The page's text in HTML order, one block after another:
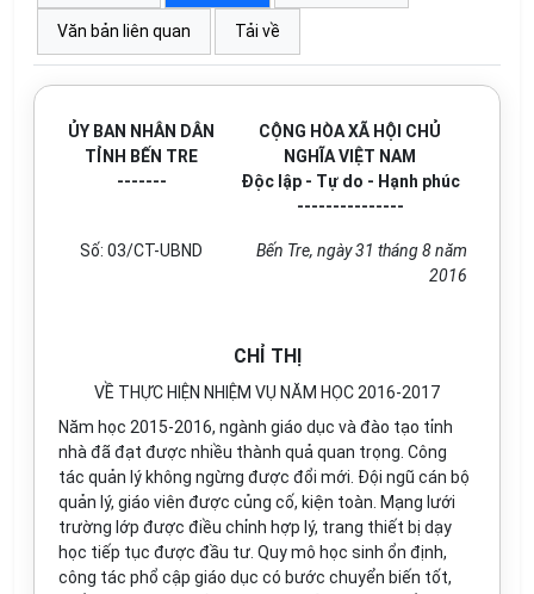
Văn bản liên quan Tải về
ỦY BAN NHÂN DÂN
TỈNH BẾN TRE
-------
CỘNG HÒA XÃ HỘI CHỦ
NGHĨA VIỆT NAM
Độc lập - Tự do - Hạnh phúc
---------------
Số: 03/CT-UBND
Bến Tre, ngày 31 tháng 8 năm
2016
CHỈ THỊ
VỀ THỰC HIỆN NHIỆM VỤ NĂM HỌC 2016-2017
Năm học 2015-2016, ngành giáo dục và đào tạo tỉnh
nhà đã đạt được nhiều thành quả quan trọng. Công
tác quản lý không ngừng được đổi mới. Đội ngũ cán bộ
quản lý, giáo viên được củng cố, kiện toàn. Mạng lưới
trường lớp được điều chỉnh hợp lý, trang thiết bị dạy
học tiếp tục được đầu tư. Quy mô học sinh ổn định,
công tác phổ cập giáo dục có bước chuyển biến tốt,